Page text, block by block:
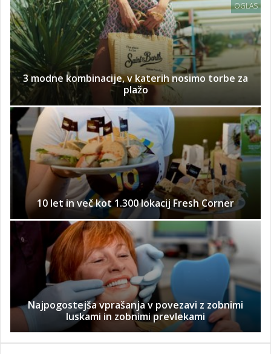
OGLAS
3 modne kombinacije, v katerih nosimo torbe za
plažo
10 let in več kot 1.300 lokacij Fresh Corner
Najpogostejša vprašanja v povezavi z zobnimi
luskami in zobnimi prevlekami